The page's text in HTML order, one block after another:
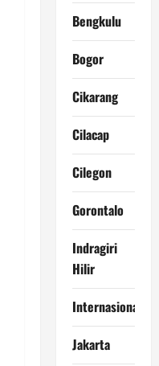
Bengkulu
Bogor
Cikarang
Cilacap
Cilegon
Gorontalo
Indragiri
Hilir
Internasional
Jakarta